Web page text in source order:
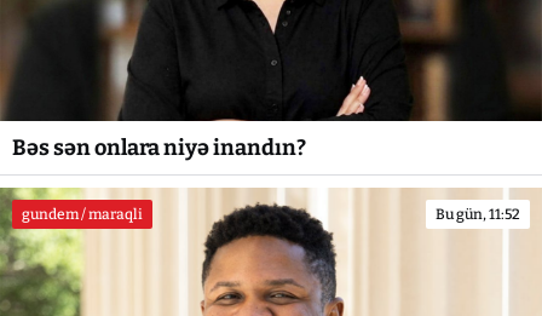
Bəs sən onlara niyə inandın?
gundem / maraqli Bu gün, 11:52